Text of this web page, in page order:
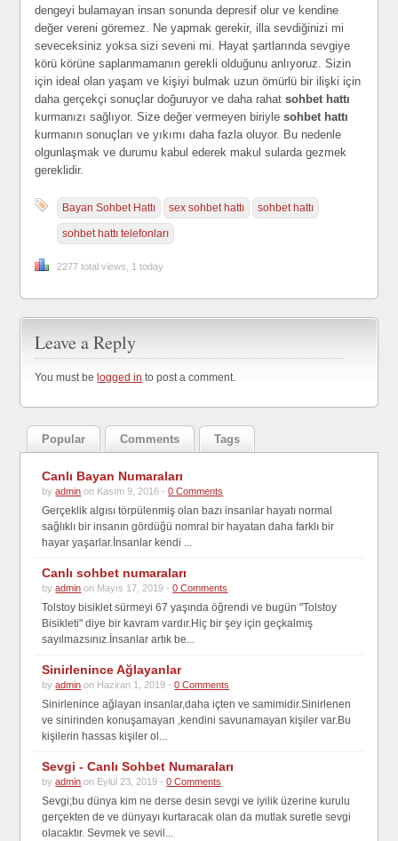
dengeyi bulamayan insan sonunda depresif olur ve kendine
değer vereni göremez. Ne yapmak gerekir, illa sevdiğinizi mi
seveceksiniz yoksa sizi seveni mi. Hayat şartlarında sevgiye
körü körüne saplanmamanın gerekli olduğunu anlıyoruz. Sizin
için ideal olan yaşam ve kişiyi bulmak uzun ömürlü bir ilişki için
daha gerçekçi sonuçlar doğuruyor ve daha rahatsohbet hattı
kurmanızı sağlıyor. Size değer vermeyen biriylesohbet hattı
kurmanın sonuçları ve yıkımı daha fazla oluyor. Bu nedenle
olgunlaşmak ve durumu kabul ederek makul sularda gezmek
gereklidir.
Bayan Sohbet Hattı sex sohbet hattı sohbet hattı
sohbet hattı telefonları
2277 total views, 1 today
Leave a Reply
You must be logged in to post a comment.
Popular Comments Tags
Canlı Bayan Numaraları
byadmin on Kasım 9, 2016 -0 Comments
Gerçeklik algısı törpülenmiş olan bazı insanlar hayatı normal
sağlıklı bir insanın gördüğü nomral bir hayatan daha farklı bir
hayar yaşarlar.İnsanlar kendi ...
Canlı sohbet numaraları
byadmin on Mayıs 17, 2019 -0 Comments
Tolstoy bisiklet sürmeyi 67 yaşında öğrendi ve bugün "Tolstoy
Bisikleti" diye bir kavram vardır.Hiç bir şey için geçkalmış
sayılmazsınız.İnsanlar artık be...
Sinirlenince Ağlayanlar
byadmin on Haziran 1, 2019 -0 Comments
Sinirlenince ağlayan insanlar,daha içten ve samimidir.Sinirlenen
ve sinirinden konuşamayan ,kendini savunamayan kişiler var.Bu
kişilerin hassas kişiler ol...
Sevgi - Canlı Sohbet Numaraları
byadmin on Eylül 23, 2019 -0 Comments
Sevgi;bu dünya kim ne derse desin sevgi ve iyilik üzerine kurulu
gerçekten de ve dünyayı kurtaracak olan da mutlak suretle sevgi
olacaktır. Sevmek ve sevil...